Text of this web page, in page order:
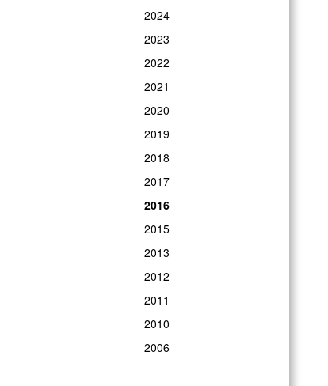
2024
2023
2022
2021
2020
2019
2018
2017
2016
2015
2013
2012
2011
2010
2006